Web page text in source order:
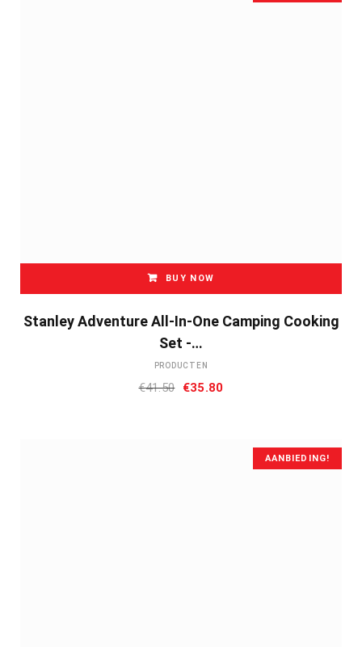
BUY NOW
Stanley Adventure All-In-One Camping Cooking
Set -…
PRODUCTEN
€41.50 Oorspronkelijke
€35.80Huidige
€35.80.
AANBIEDING!